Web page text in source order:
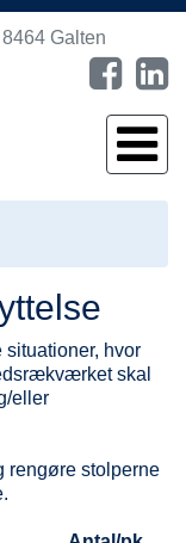
Galten
situationer, hvor
skal
eller
rengøre stolperne